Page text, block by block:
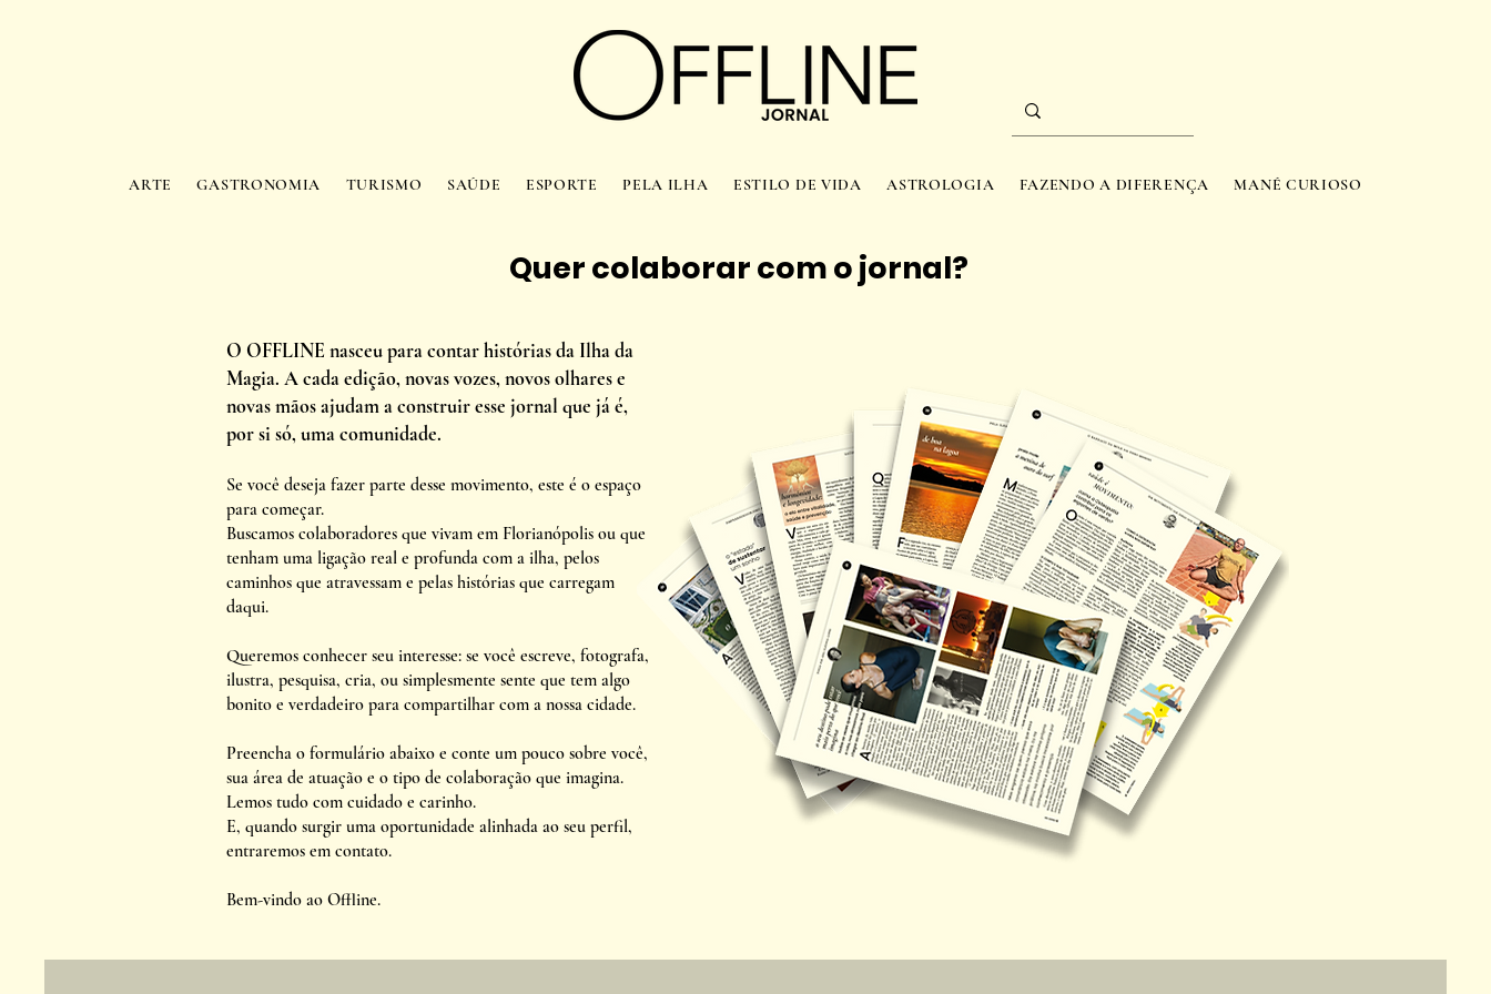
Quer colaborar com o jornal?
O OFFLINE nasceu para contar histórias da Ilha da
Magia. A cada edição, novas vozes, novos olhares e
novas mãos ajudam a construir esse jornal que já é,
por si só, uma comunidade.
Se você deseja fazer parte desse movimento, este é o espaço
para começar.
Buscamos colaboradores que vivam em Florianópolis ou que
tenham uma ligação real e profunda com a ilha, pelos
caminhos que atravessam e pelas histórias que carregam
daqui.
Queremos conhecer seu interesse: se você escreve, fotografa,
ilustra, pesquisa, cria, ou simplesmente sente que tem algo
bonito e verdadeiro para compartilhar com a nossa cidade.
Preencha o formulário abaixo e conte um pouco sobre você,
sua área de atuação e o tipo de colaboração que imagina.
Lemos tudo com cuidado e carinho.
E, quando surgir uma oportunidade alinhada ao seu perfil,
entraremos em contato.
Bem-vindo ao Offline.
ARTE GASTRONOMIA TURISMO SAÚDE ESPORTE PELA ILHA ESTILO DE VIDA ASTROLOGIA FAZENDO A DIFERENÇA MANÉ CURIOSO